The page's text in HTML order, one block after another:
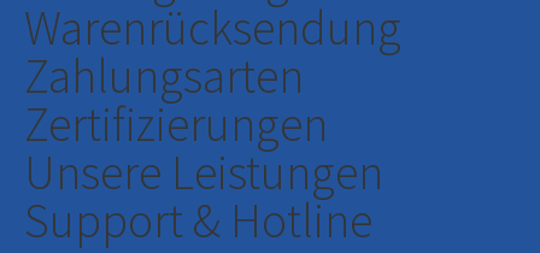
Warenrücksendung
Zahlungsarten
Zertifizierungen
Unsere Leistungen
Support & Hotline